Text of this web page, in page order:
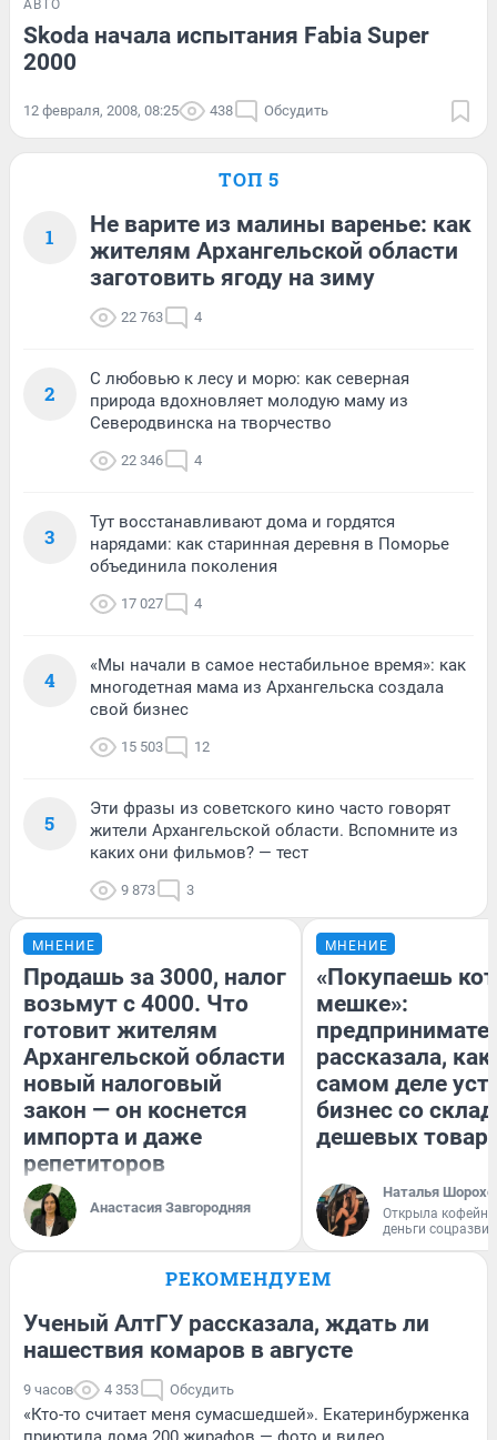
АВТО
Skoda начала испытания Fabia Super
2000
12 февраля, 2008, 08:25 438 Обсудить
ТОП 5
1
Не варите из малины варенье: как
жителям Архангельской области
заготовить ягоду на зиму
22 763 4
2
С любовью к лесу и морю: как северная
природа вдохновляет молодую маму из
Северодвинска на творчество
22 346 4
3
Тут восстанавливают дома и гордятся
нарядами: как старинная деревня в Поморье
объединила поколения
17 027 4
4
«Мы начали в самое нестабильное время»: как
многодетная мама из Архангельска создала
свой бизнес
15 503 12
5
Эти фразы из советского кино часто говорят
жители Архангельской области. Вспомните из
каких они фильмов? — тест
9 873 3
МНЕНИЕ
Продашь за 3000, налог
возьмут с 4000. Что
готовит жителям
Архангельской области
новый налоговый
закон — он коснется
импорта и даже
репетиторов
Анастасия Завгородняя
МНЕНИЕ
«Покупаешь
мешке»:
рассказала, как
самом деле
бизнес со
дешевых
Наталья
Открыла
деньги
РЕКОМЕНДУЕМ
Ученый АлтГУ рассказала, ждать ли
нашествия комаров в августе
9 часов 4 353 Обсудить
«Кто-то считает меня сумасшедшей». Екатеринбурженка